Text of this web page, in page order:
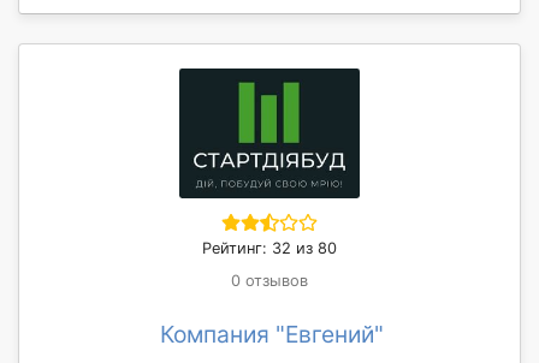
Рейтинг: 32 из 80
0 отзывов
Компания "Евгений"